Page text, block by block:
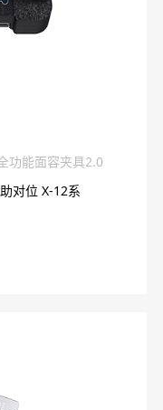
功能面容夹具2.0
对位 X-12系